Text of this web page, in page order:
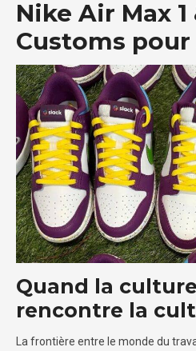
Nike Air Max
Customs pour
Quand la
rencontre la
La frontière entre le monde du